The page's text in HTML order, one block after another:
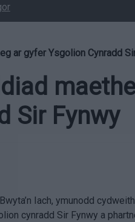
ar gyfer Ysgolion Cynradd
Sir Fynwy
Iach, ymunodd
cynradd Sir Fynwy a